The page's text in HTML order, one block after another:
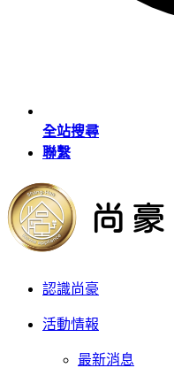
全站搜尋
聯繫
認識尚豪
活動情報
最新消息